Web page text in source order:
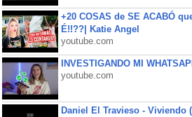
+20 COSAS de SE ACABÓ
É!!??| Katie Angel
youtube.com
INVESTIGANDO MI
youtube.com
Daniel El Travieso - Viviendo